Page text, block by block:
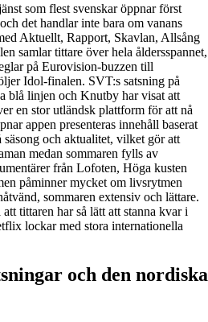
som flest svenskar öppnar först
det handlar inte bara om vanans
Aktuellt, Rapport, Skavlan, Allsång
samlar tittare över hela åldersspannet,
på Eurovision-buzzen till
Idol-finalen. SVT:s satsning på
blå linjen och Knutby har visat att
en stor utländsk plattform för att nå
appen presenteras innehåll baserat
och aktualitet, vilket gör att
medan sommaren fylls av
från Lofoten, Höga kusten
påminner mycket om livsrytmen
sommaren extensiv och lättare.
tittaren har så lätt att stanna kvar i
lockar med stora internationella
och den nordiska